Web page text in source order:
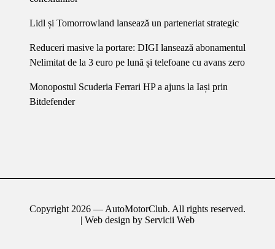
Lidl și Tomorrowland lansează un parteneriat strategic
Reduceri masive la portare: DIGI lansează abonamentul
Nelimitat de la 3 euro pe lună și telefoane cu avans zero
Monopostul Scuderia Ferrari HP a ajuns la Iași prin
Bitdefender
Copyright 2026 — AutoMotorClub. All rights reserved.
| Web design by Servicii Web